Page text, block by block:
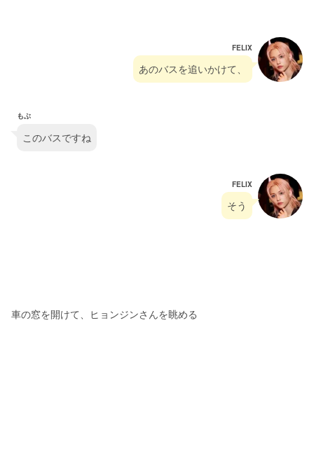
FELIX
あのバスを追いかけて、
もぶ
このバスですね
FELIX
そう
車の窓を開けて、ヒョンジンさんを眺める